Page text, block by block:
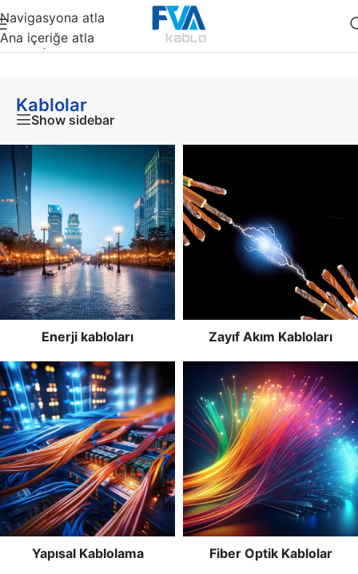
Navigasyona atla
Ana içeriğe atla
Ana Sayfa/Kablolar
Kablolar
Show sidebar
Enerji kabloları Zayıf Akım Kabloları
Yapısal Kablolama Fiber Optik Kablolar